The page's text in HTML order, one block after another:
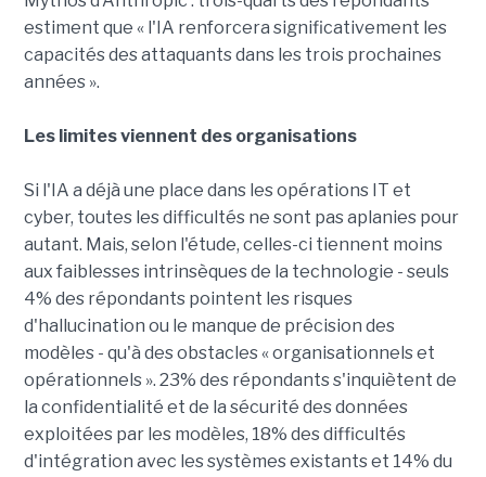
estiment que « l'IA renforcera significativement les
capacités des attaquants dans les trois prochaines
années ».
Les limites viennent des organisations
Si l'IA a déjà une place dans les opérations IT et
cyber, toutes les difficultés ne sont pas aplanies pour
autant. Mais, selon l'étude, celles-ci tiennent moins
aux faiblesses intrinsèques de la technologie - seuls
4% des répondants pointent les risques
d'hallucination ou le manque de précision des
modèles - qu'à des obstacles « organisationnels et
opérationnels ». 23% des répondants s'inquiètent de
la confidentialité et de la sécurité des données
exploitées par les modèles, 18% des difficultés
d'intégration avec les systèmes existants et 14% du